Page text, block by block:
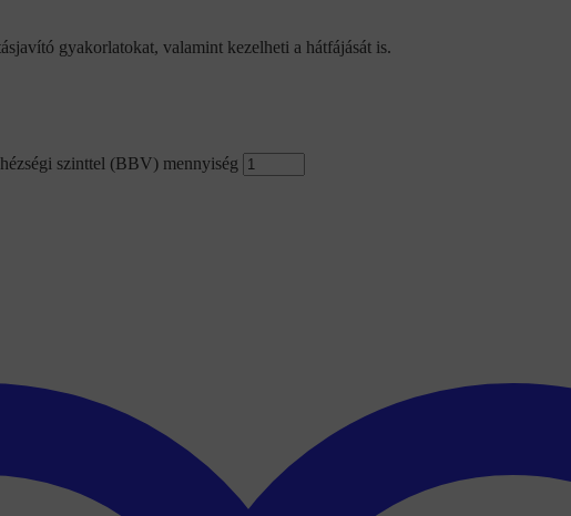
gyakorlatokat, valamint kezelheti a hátfájását is.
szinttel (BBV) mennyiség